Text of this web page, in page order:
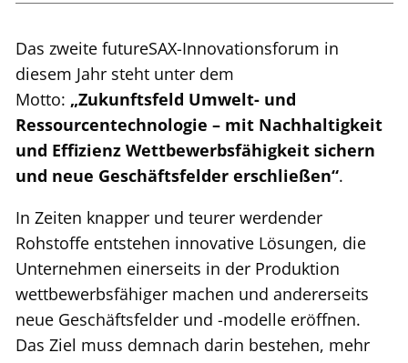
Das zweite futureSAX-Innovationsforum in
diesem Jahr steht unter dem
Motto: „Zukunftsfeld Umwelt- und
Ressourcentechnologie – mit Nachhaltigkeit
und Effizienz Wettbewerbsfähigkeit sichern
und neue Geschäftsfelder erschließen“.
In Zeiten knapper und teurer werdender
Rohstoffe entstehen innovative Lösungen, die
Unternehmen einerseits in der Produktion
wettbewerbsfähiger machen und andererseits
neue Geschäftsfelder und -modelle eröffnen.
Das Ziel muss demnach darin bestehen, mehr